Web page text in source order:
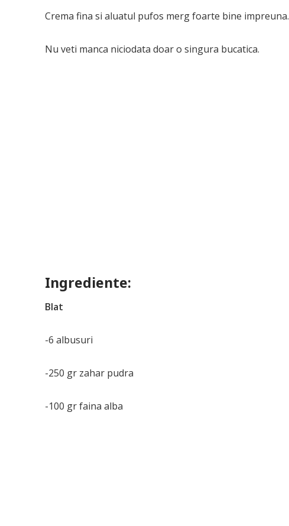
Crema fina si aluatul pufos merg foarte bine impreuna.
Nu veti manca niciodata doar o singura bucatica.
Ingrediente:
Blat
-6 albusuri
-250 gr zahar pudra
-100 gr faina alba